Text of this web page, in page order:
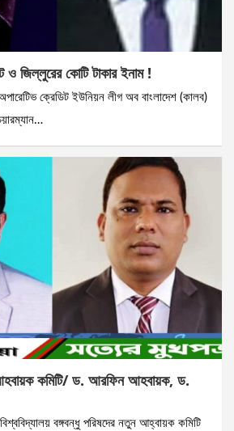
ও জিল্লুরের কোটি টাকার ইনাম !
ক্রেডিট ইউনিয়ন লীগ অব বাংলাদেশ (কালব)
আহবায়ক কমিটি/ ড. আরফিন আহবায়ক, ড.
বঙ্গবন্ধু পরিষদের নতুন আহ্বায়ক কমিটি